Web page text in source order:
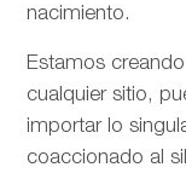
nacimiento.
Estamos
cualquier sitio,
importar lo
coaccionado al